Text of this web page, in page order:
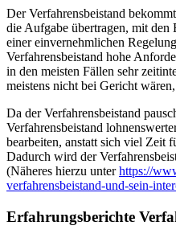
Der Verfahrensbeistand
die Aufgabe übertragen, mit den
einer einvernehmlichen
Verfahrensbeistand hohe
in den meisten Fällen sehr
meistens nicht bei Gericht
Da der Verfahrensbeistand
Verfahrensbeistand
bearbeiten, anstatt sich viel Zeit
Dadurch wird der
(Näheres hierzu unterhttps://
verfahrensbeistand-und-sein-
Erfahrungsberichte